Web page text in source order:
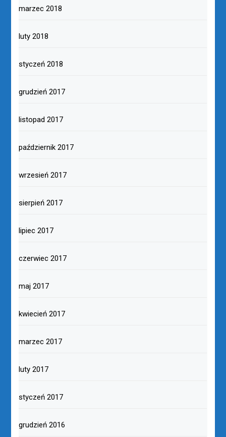
marzec 2018
luty 2018
styczeń 2018
grudzień 2017
listopad 2017
październik 2017
wrzesień 2017
sierpień 2017
lipiec 2017
czerwiec 2017
maj 2017
kwiecień 2017
marzec 2017
luty 2017
styczeń 2017
grudzień 2016